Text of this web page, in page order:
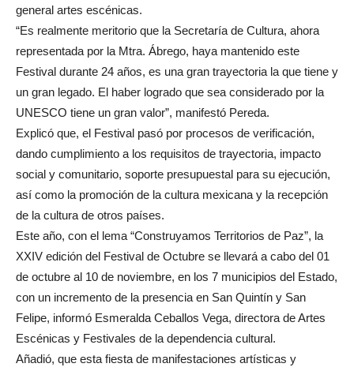
general artes escénicas.
“Es realmente meritorio que la Secretaría de Cultura, ahora
representada por la Mtra. Ábrego, haya mantenido este
Festival durante 24 años, es una gran trayectoria la que tiene y
un gran legado. El haber logrado que sea considerado por la
UNESCO tiene un gran valor”, manifestó Pereda.
Explicó que, el Festival pasó por procesos de verificación,
dando cumplimiento a los requisitos de trayectoria, impacto
social y comunitario, soporte presupuestal para su ejecución,
así como la promoción de la cultura mexicana y la recepción
de la cultura de otros países.
Este año, con el lema “Construyamos Territorios de Paz”, la
XXIV edición del Festival de Octubre se llevará a cabo del 01
de octubre al 10 de noviembre, en los 7 municipios del Estado,
con un incremento de la presencia en San Quintín y San
Felipe, informó Esmeralda Ceballos Vega, directora de Artes
Escénicas y Festivales de la dependencia cultural.
Añadió, que esta fiesta de manifestaciones artísticas y